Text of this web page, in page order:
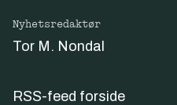
Nyhetsredaktør
Tor M. Nondal
RSS-feed forside